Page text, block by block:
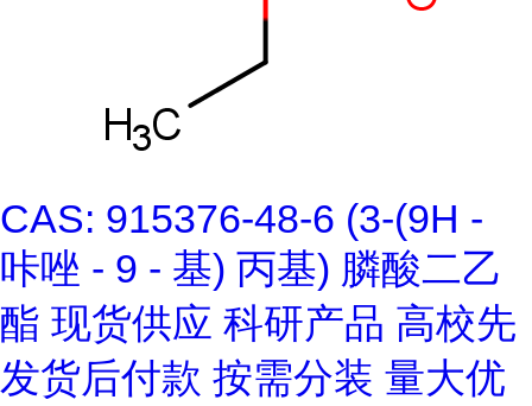
CAS: 915376-48-6 (3-(9H -
咔唑 - 9 - 基) 丙基) 膦酸二乙
酯 现货供应 科研产品 高校先
发货后付款 按需分装 量大优